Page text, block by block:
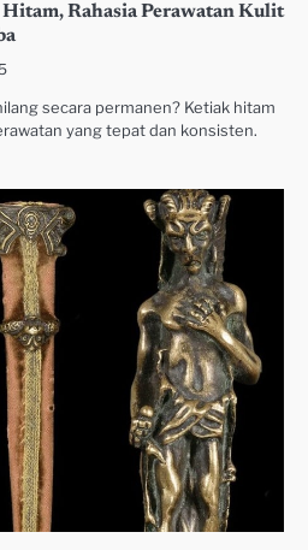
Rahasia Perawatan Kulit
secara permanen? Ketiak hitam
yang tepat dan konsisten.